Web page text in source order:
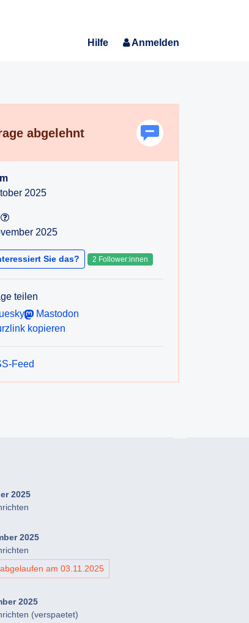
Hilfe Anmelden
abgelehnt
2025
2025
Sie das? 2 Follower:innen
teilen
Mastodon
kopieren
Feed
2025
2025
am 03.11.2025
2025
(verspaetet)